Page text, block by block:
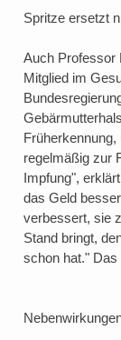
Spritze ersetzt
Auch Professor
Mitglied im
regelmäßig zur
Impfung",
das Geld
verbessert, sie
Stand bringt,
schon hat." Das